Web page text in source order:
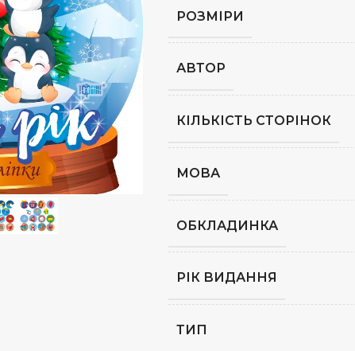
РОЗМІРИ
АВТОР
КІЛЬКІСТЬ СТОРІНОК
МОВА
ОБКЛАДИНКА
РІК ВИДАННЯ
ТИП